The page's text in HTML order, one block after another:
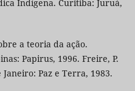
Indígena. Curitiba: Juruá,
a teoria da ação.
Papirus, 1996. Freire, P.
Paz e Terra, 1983.